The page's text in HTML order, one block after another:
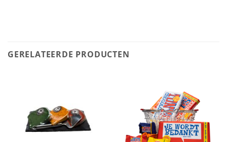
GERELATEERDE PRODUCTEN